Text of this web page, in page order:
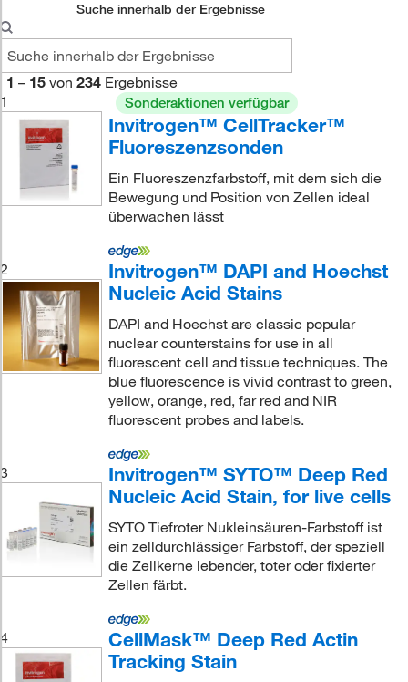
Suche innerhalb der Ergebnisse
1 – 15 von 234 Ergebnisse
1
Sonderaktionen verfügbar
Invitrogen™ CellTracker™
Fluoreszenzsonden
Ein Fluoreszenzfarbstoff, mit dem sich die
Bewegung und Position von Zellen ideal
überwachen lässt
2
Invitrogen™ DAPI and Hoechst
Nucleic Acid Stains
DAPI and Hoechst are classic popular
nuclear counterstains for use in all
fluorescent cell and tissue techniques. The
blue fluorescence is vivid contrast to green,
yellow, orange, red, far red and NIR
fluorescent probes and labels.
3
Invitrogen™ SYTO™ Deep Red
Nucleic Acid Stain, for live cells
SYTO Tiefroter Nukleinsäuren-Farbstoff ist
ein zelldurchlässiger Farbstoff, der speziell
die Zellkerne lebender, toter oder fixierter
Zellen färbt.
4
CellMask™ Deep Red Actin
Tracking Stain